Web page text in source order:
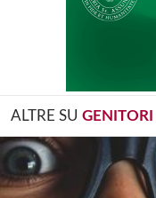
ALTRE SU GENITORI